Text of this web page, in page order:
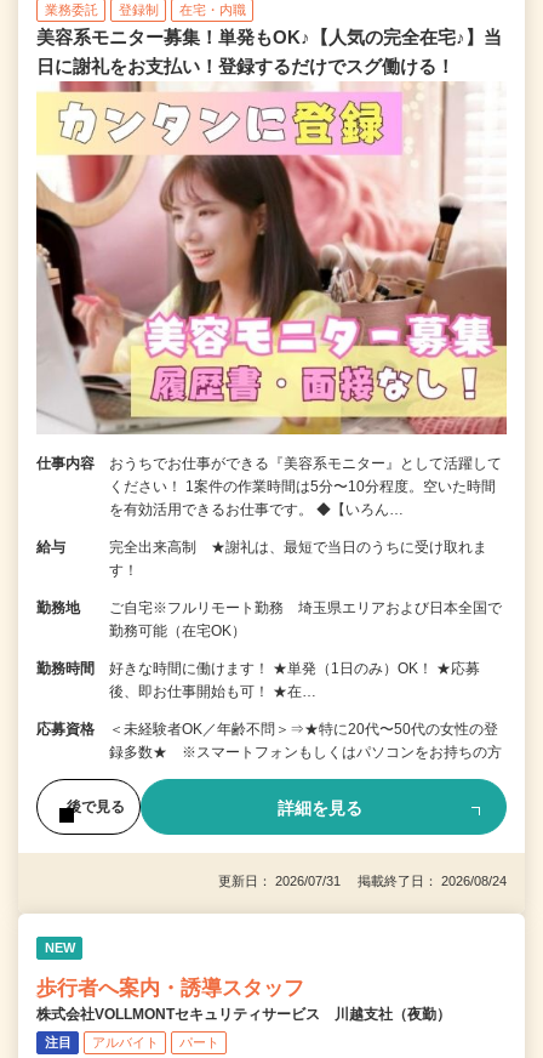
業務委託 登録制 在宅・内職
美容系モニター募集！単発もOK♪【人気の完全在宅♪】当
日に謝礼をお支払い！登録するだけでスグ働ける！
仕事内容
おうちでお仕事ができる『美容系モニター』として活躍して
ください！ 1案件の作業時間は5分〜10分程度。空いた時間
を有効活用できるお仕事です。 ◆【いろん…
給与
完全出来高制 ★謝礼は、最短で当日のうちに受け取れま
す！
勤務地
ご自宅※フルリモート勤務 埼玉県エリアおよび日本全国で
勤務可能（在宅OK）
勤務時間
好きな時間に働けます！ ★単発（1日のみ）OK！ ★応募
後、即お仕事開始も可！ ★在…
応募資格
＜未経験者OK／年齢不問＞⇒★特に20代〜50代の女性の登
録多数★ ※スマートフォンもしくはパソコンをお持ちの方
後で見る 詳細を見る
更新日： 2026/07/31 掲載終了日： 2026/08/24
NEW
歩行者へ案内・誘導スタッフ
株式会社VOLLMONTセキュリティサービス 川越支社（夜勤）
注目 アルバイト パート